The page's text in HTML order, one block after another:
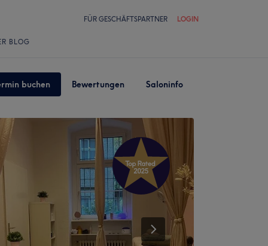
FÜR GESCHÄFTSPARTNER LOGIN
BLOG
buchen Bewertungen Saloninfo